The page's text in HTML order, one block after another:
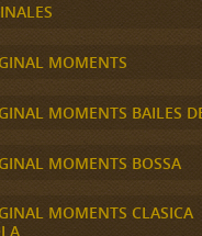
MOMENTS
MOMENTS BAILES
MOMENTS BOSSA
MOMENTS CLASICA